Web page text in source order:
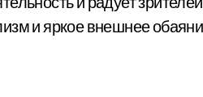
и яркое внешнее